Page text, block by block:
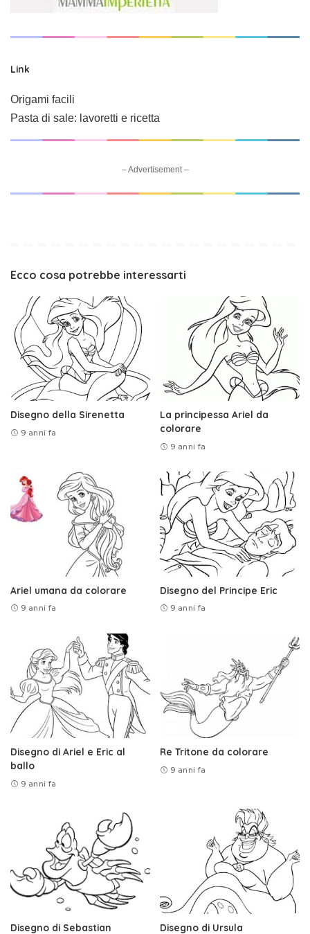
Link
Origami facili
Pasta di sale: lavoretti e ricetta
– Advertisement –
Ecco cosa potrebbe interessarti
Disegno della Sirenetta
9 anni fa
La principessa Ariel da
colorare
9 anni fa
Ariel umana da colorare
9 anni fa
Disegno del Principe Eric
9 anni fa
Disegno di Ariel e Eric al
ballo
9 anni fa
Re Tritone da colorare
9 anni fa
Disegno di Sebastian Disegno di Ursula